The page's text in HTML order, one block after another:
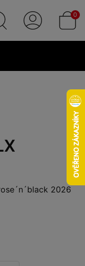
0
2026